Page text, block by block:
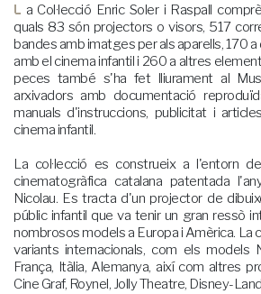
La Col·lecció Enric Soler i Raspall comprèn 1029 objectes dels
quals 83 són projectors o visors, 517
bandes amb imatges per als aparells, 170
amb el cinema infantil i 260 a altres
peces també s'ha fet lliurament al
arxivadors amb documentació
manuals d'instruccions, publicitat i
cinema infantil.
La col·lecció es construeix a l'entorn
cinematogràfica catalana patentada
Nicolau. Es tracta d'un projector de
públic infantil que va tenir un gran ressò
nombrosos models a Europa i Amèrica. La
variants internacionals, com els models
França, Itàlia, Alemanya, així com altres
Cine Graf, Roynel, Jolly Theatre, Disney-